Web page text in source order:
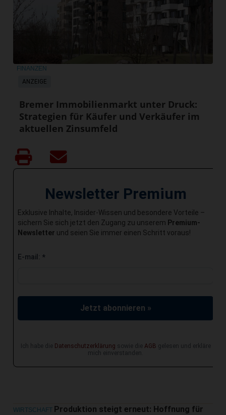
ANZEIGE
FINANZEN
Bremer Immobilienmarkt unter Druck:
Strategien für Käufer und Verkäufer im
aktuellen Zinsumfeld
Newsletter Premium
Exklusive Inhalte, Insider-Wissen und besondere Vorteile –
sichern Sie sich jetzt den Zugang zu unserem Premium-
Newsletter und seien Sie immer einen Schritt voraus!
E-mail: *
Jetzt abonnieren »
Ich habe die Datenschutzerklärung sowie die AGB gelesen und erkläre
mich einverstanden.
WIRTSCHAFT Produktion steigt erneut: Hoffnung für